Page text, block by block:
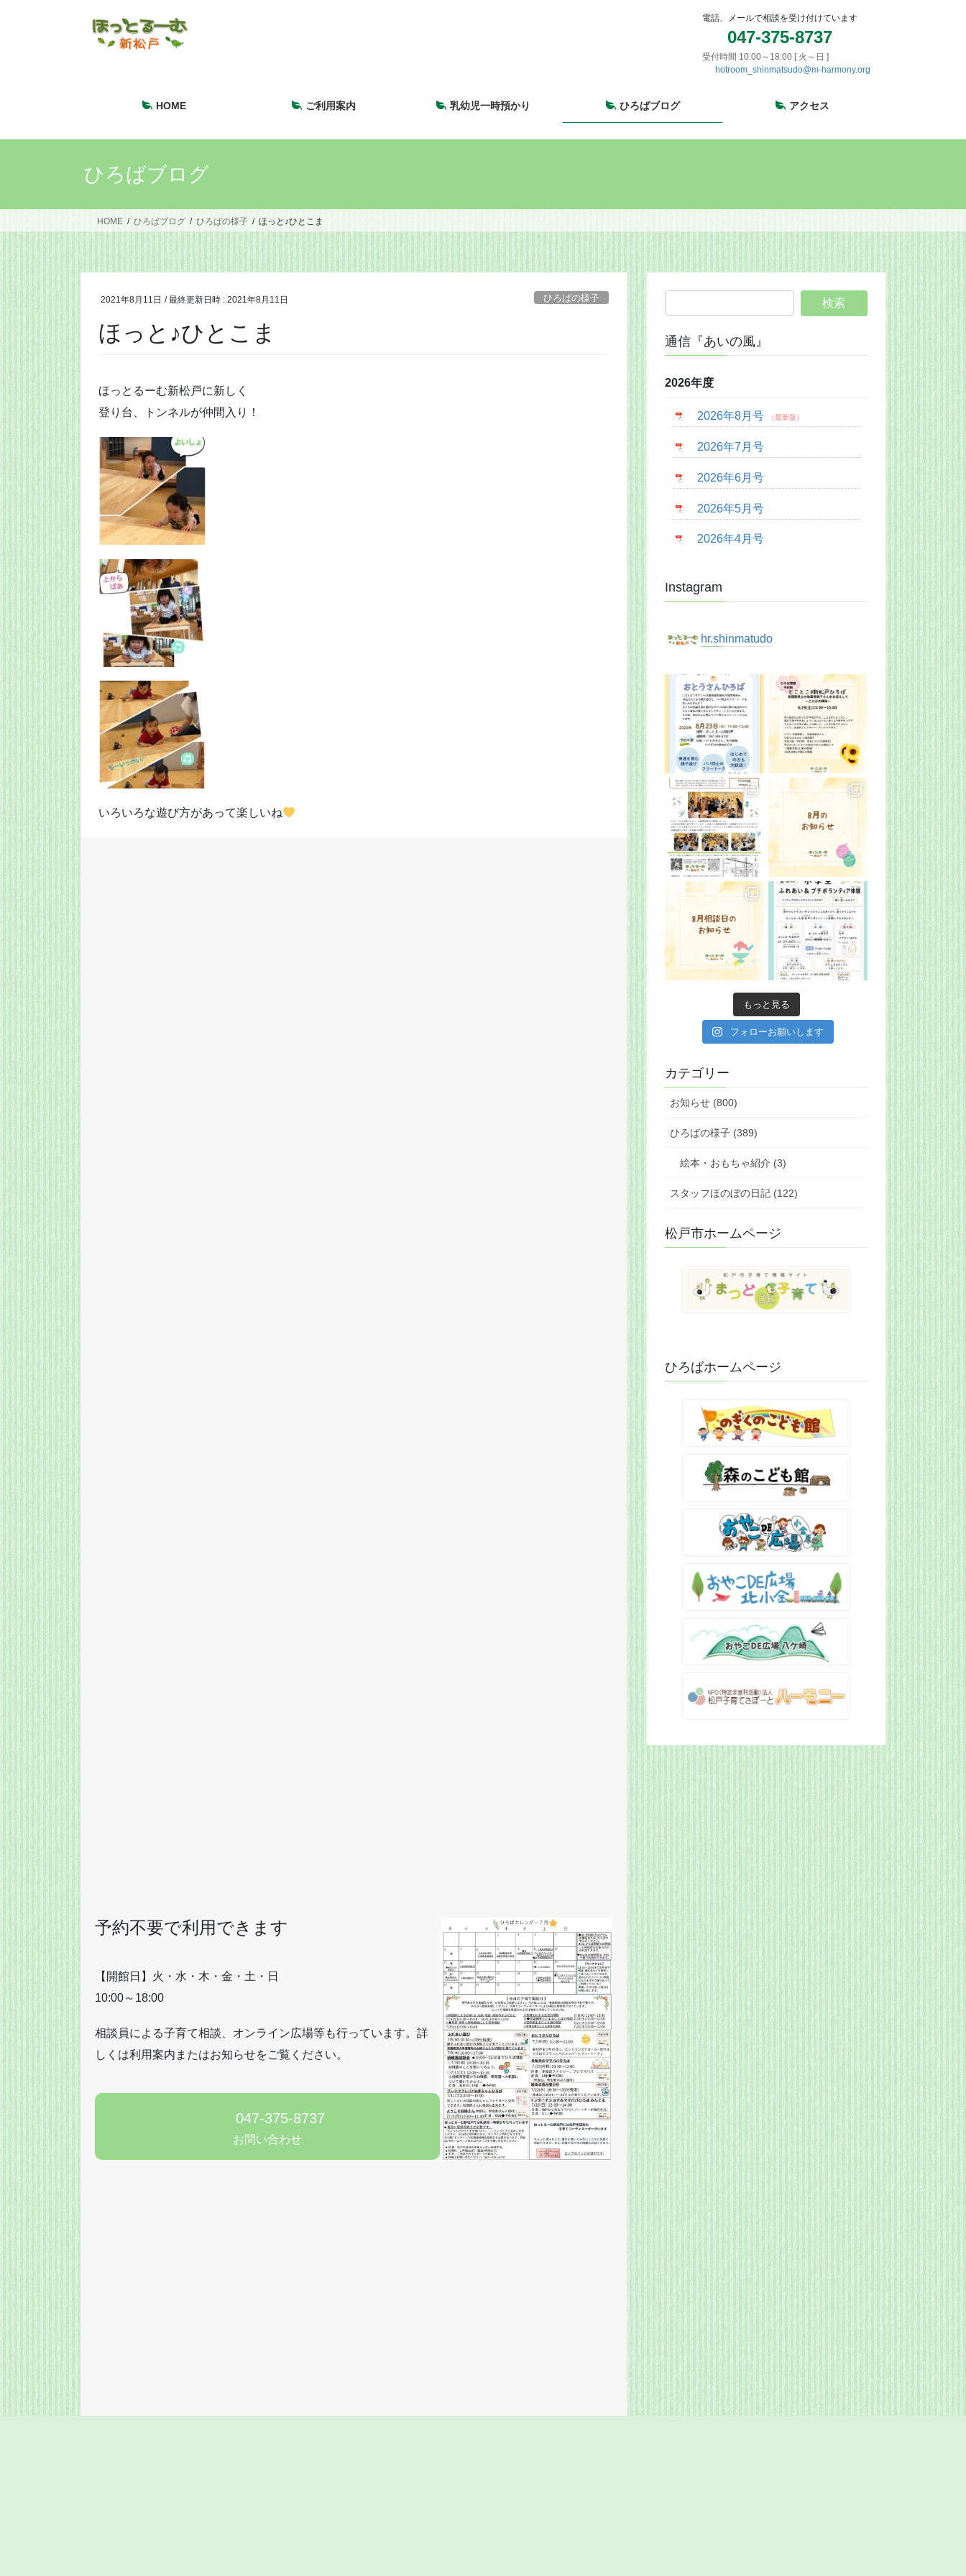
電話、メールで相談を受け付けています
047-375-8737
受付時間 10:00～18:00 [ 火～日 ]
hotroom_shinmatsudo@m-harmony.org
HOME ご利用案内 乳幼児一時預かり ひろばブログ アクセス
ひろばブログ
HOME ひろばブログ ひろばの様子 ほっと♪ひとこま
2021年8月11日 / 最終更新日時 : 2021年8月11日 ひろばの様子
ほっと♪ひとこま
ほっとるーむ新松戸に新しく
登り台、トンネルが仲間入り！
いろいろな遊び方があって楽しいね
予約不要で利用できます
【開館日】火・水・木・金・土・日
10:00～18:00
相談員による子育て相談、オンライン広場等も行っています。詳
しくは利用案内またはお知らせをご覧ください。
047-375-8737
お問い合わせ
通信『あいの風』
2026年度
2026年8月号
2026年7月号
2026年6月号
2026年5月号
2026年4月号
Instagram
hr.shinmatudo
もっと見る
フォローお願いします
カテゴリー
お知らせ (800)
ひろばの様子 (389)
絵本・おもちゃ紹介 (3)
スタッフほのぼの日記 (122)
松戸市ホームページ
ひろばホームページ